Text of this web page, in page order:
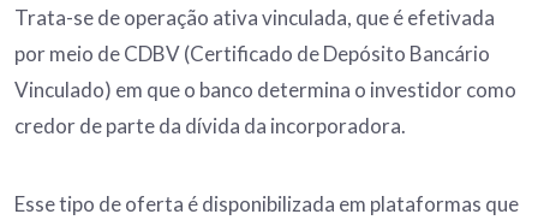
Trata-se de operação ativa vinculada, que é efetivada
por meio de CDBV (Certificado de Depósito Bancário
Vinculado) em que o banco determina o investidor como
credor de parte da dívida da incorporadora.
Esse tipo de oferta é disponibilizada em plataformas que